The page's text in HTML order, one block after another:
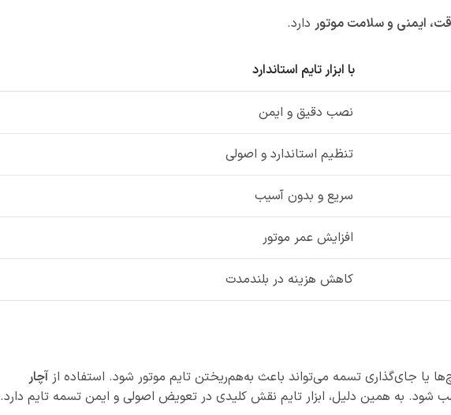
ایمنی و سلامت موتور دارد.
با ابزار تایم استاندارد
نصب دقیق و ایمن
تنظیم استاندارد و اصولی
سریع و بدون آسیب
افزایش عمر موتور
کاهش هزینه در بلندمدت
جای‌گذاری تسمه می‌تواند باعث به‌هم‌ریختن تایم موتور شود. استفاده از آچار
به همین دلیل، ابزار تایم نقش کلیدی در تعویض اصولی و ایمن تسمه تایم دارد.